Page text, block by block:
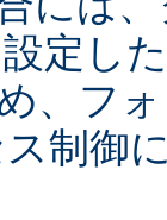
定し
、フ
制御